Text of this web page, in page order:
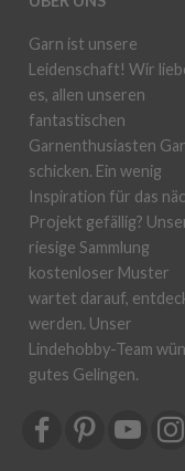
Garn ist unsere
Leidenschaft! Wir
es, allen unseren
fantastischen
Garnenthusiasten
schicken. Ein wenig
Inspiration für das
Projekt gefällig?
riesige Sammlung
kostenloser Muster
wartet darauf,
werden. Unser
Lindehobby-Team
gutes Gelingen.